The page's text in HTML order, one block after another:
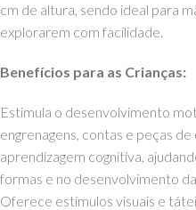
cm de altura, sendo ideal para
explorarem com facilidade.
Benefícios para as Crianças:
Estimula o desenvolvimento
engrenagens, contas e peças
aprendizagem cognitiva,
formas e no desenvolvimento
Oferece estímulos visuais e